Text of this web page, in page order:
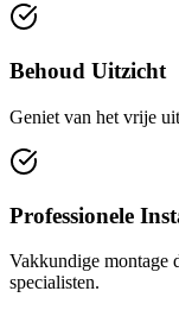
Behoud Uitzicht
Geniet van het vrije
Professionele
Vakkundige
specialisten.